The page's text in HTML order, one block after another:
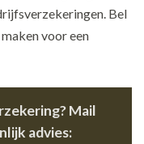
Bel
voor een
Mail
advies: